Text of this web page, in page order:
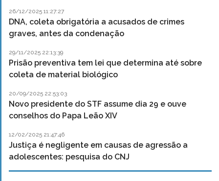
26/12/2025 11:27:27
DNA, coleta obrigatória a acusados de crimes
graves, antes da condenação
29/11/2025 22:13:39
Prisão preventiva tem lei que determina até sobre
coleta de material biológico
20/09/2025 22:53:03
Novo presidente do STF assume dia 29 e ouve
conselhos do Papa Leão XIV
12/02/2025 21:47:46
Justiça é negligente em causas de agressão a
adolescentes: pesquisa do CNJ